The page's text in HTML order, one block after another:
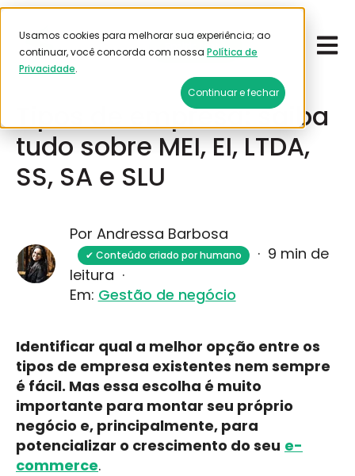
Usamos cookies para melhorar sua experiência; ao
continuar, você concorda com nossa Política de
Privacidade.
Continuar e fechar
Emitir frete
Tipos de empresa: saiba
tudo sobre MEI, EI, LTDA,
SS, SA e SLU
Por Andressa Barbosa
✔ Conteúdo criado por humano · 9 min de
leitura ·
Em: Gestão de negócio
Identificar qual a melhor opção entre os
tipos de empresa existentes nem sempre
é fácil. Mas essa escolha é muito
importante para montar seu próprio
negócio e, principalmente, para
potencializar o crescimento do seu e-
commerce.